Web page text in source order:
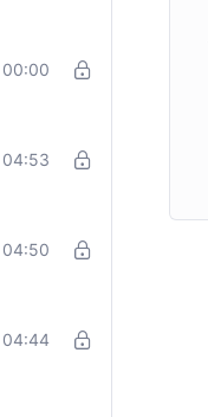
00:00
04:53
04:50
04:44